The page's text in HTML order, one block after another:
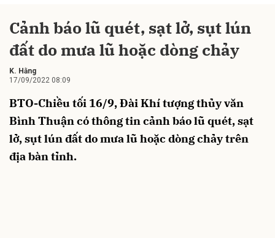
Cảnh báo lũ quét, sạt lở, sụt lún
đất do mưa lũ hoặc dòng chảy
K. Hằng
17/09/2022 08:09
BTO-Chiều tối 16/9, Đài Khí tượng thủy văn
Bình Thuận có thông tin cảnh báo lũ quét, sạt
lở, sụt lún đất do mưa lũ hoặc dòng chảy trên
địa bàn tỉnh.
Hủy Gửi